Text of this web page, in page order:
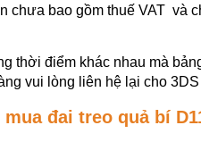
chưa bao gồm thuế VAT và
thời điểm khác nhau mà
vui lòng liên hệ lại cho
đai treo quả bí